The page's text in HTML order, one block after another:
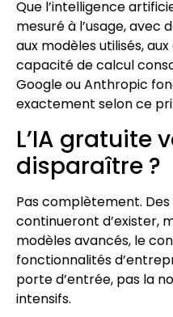
Que l’intelligence
mesuré à l’usage, avec
aux modèles utilisés,
capacité de calcul
Google ou Anthropic
exactement selon ce
L’IA gratuite
disparaître ?
Pas complètement.
continueront d’exister,
modèles avancés, le
fonctionnalités
porte d’entrée, pas la
intensifs.